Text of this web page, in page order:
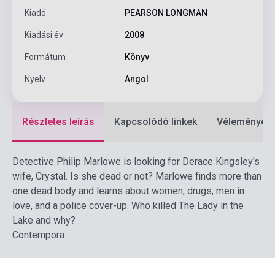
Kiadó PEARSON LONGMAN
Kiadási év 2008
Formátum Könyv
Nyelv Angol
Részletes leírás Kapcsolódó linkek Vélemények
Detective Philip Marlowe is looking for Derace Kingsley's
wife, Crystal. Is she dead or not? Marlowe finds more than
one dead body and learns about women, drugs, men in
love, and a police cover-up. Who killed The Lady in the
Lake and why?
Contempora